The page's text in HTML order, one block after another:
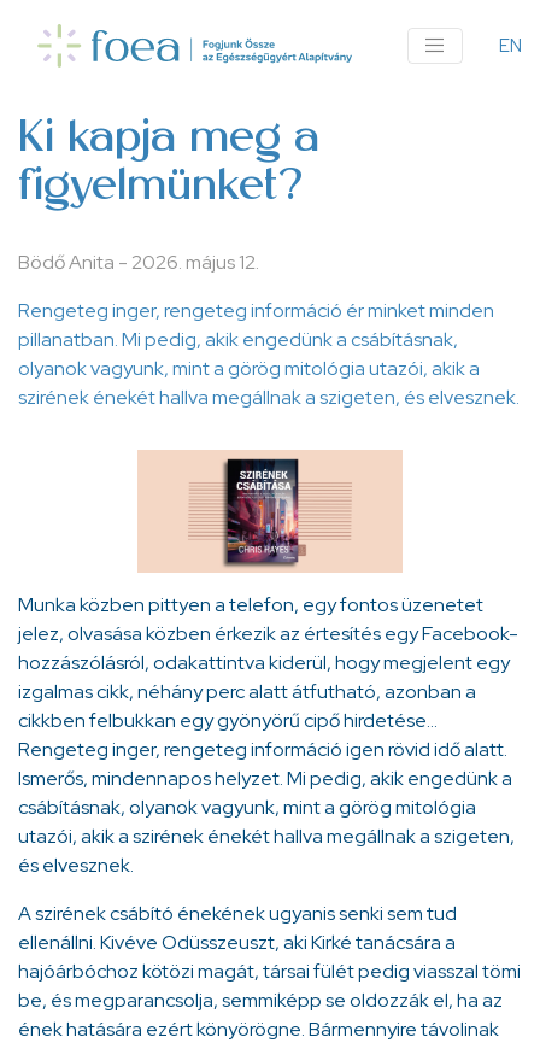
tartalomra
EN
Ki kapja meg a
figyelmünket?
Bödő Anita - 2026. május 12.
Rengeteg inger, rengeteg információ ér minket minden
pillanatban. Mi pedig, akik engedünk a csábításnak,
olyanok vagyunk, mint a görög mitológia utazói, akik a
szirének énekét hallva megállnak a szigeten, és elvesznek.
Munka közben pittyen a telefon, egy fontos üzenetet
jelez, olvasása közben érkezik az értesítés egy Facebook-
hozzászólásról, odakattintva kiderül, hogy megjelent egy
izgalmas cikk, néhány perc alatt átfutható, azonban a
cikkben felbukkan egy gyönyörű cipő hirdetése…
Rengeteg inger, rengeteg információ igen rövid idő alatt.
Ismerős, mindennapos helyzet. Mi pedig, akik engedünk a
csábításnak, olyanok vagyunk, mint a görög mitológia
utazói, akik a szirének énekét hallva megállnak a szigeten,
és elvesznek.
A szirének csábító énekének ugyanis senki sem tud
ellenállni. Kivéve Odüsszeuszt, aki Kirké tanácsára a
hajóárbóchoz kötözi magát, társai fülét pedig viasszal tömi
be, és megparancsolja, semmiképp se oldozzák el, ha az
ének hatására ezért könyörögne. Bármennyire távolinak